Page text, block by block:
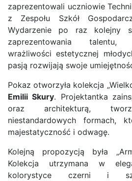
zaprezentowali uczniowie
z Zespołu Szkół
Wydarzenie po raz kolejny
zaprezentowania talentu,
wrażliwości estetycznej
pasją rozwijają swoje
Pokaz otworzyła kolekcja
Emilii Skury. Projektantka
oraz architekturą,
niestandardowych formach,
majestatyczność i odwagę.
Kolejną propozycją była
Kolekcja utrzymana w
kolorystyce czerni i